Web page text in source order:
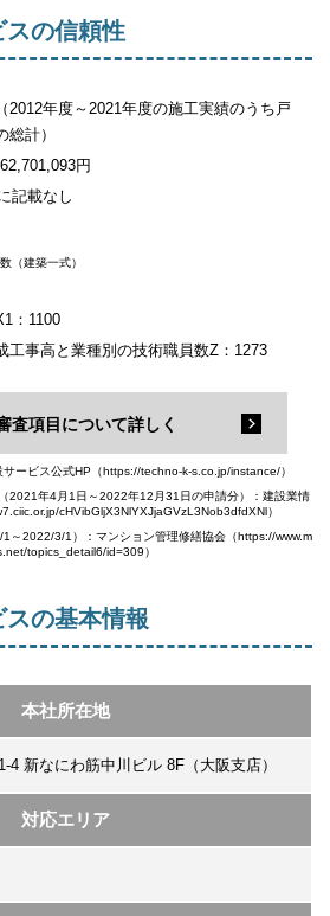
スの信頼性
2012年度～2021年度の施工実績のうち戸
計）
円
記載なし
（建築一式）
：1100
工事高と業種別の技術職員数Z：1273
査項目について詳しく
ービス公式HP（https://techno-k-s.co.jp/instance/）
2021年4月1日～2022年12月31日の申請分）：建設業情
cHVibGljX3NlYXJjaGVzL3Nob3dfdXNl）
～2022/3/1）：マンション管理修繕協会（https://www.m
topics_detail6/id=309）
の基本情報
本社所在地
4 新なにわ筋中川ビル 8F（大阪支店）
対応エリア